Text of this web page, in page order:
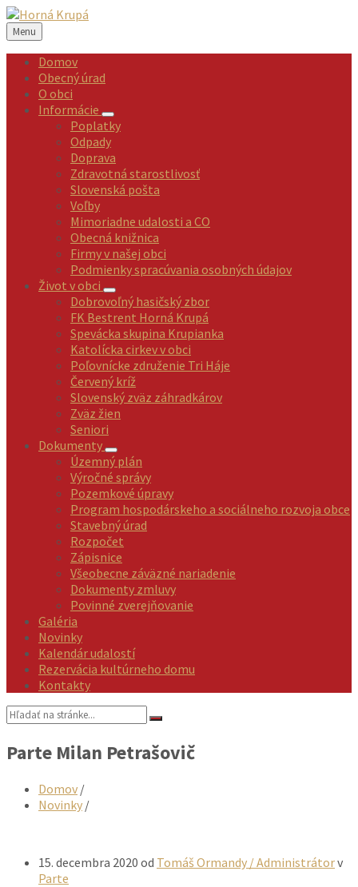
Preskočiť
na
obsah
Preskočiť
na
ľavý
panel
Preskočiť
na
pravý
panel
Preskočiť
na
pätičku
Menu
Domov
Obecný úrad
O obci
Informácie
Poplatky
Odpady
Doprava
Zdravotná starostlivosť
Slovenská pošta
Voľby
Mimoriadne udalosti a CO
Obecná knižnica
Firmy v našej obci
Podmienky spracúvania osobných údajov
Život v obci
Dobrovoľný hasičský zbor
FK Bestrent Horná Krupá
Spevácka skupina Krupianka
Katolícka cirkev v obci
Poľovnícke združenie Tri Háje
Červený kríž
Slovenský zväz záhradkárov
Zväz žien
Seniori
Dokumenty
Územný plán
Výročné správy
Pozemkové úpravy
Program hospodárskeho a sociálneho rozvoja obce
Stavebný úrad
Rozpočet
Zápisnice
Všeobecne záväzné nariadenie
Dokumenty zmluvy
Povinné zverejňovanie
Galéria
Novinky
Kalendár udalostí
Rezervácia kultúrneho domu
Kontakty
Vyhľadávanie:
Parte Milan Petrašovič
Domov /
Novinky /
15. decembra 2020 od Tomáš Ormandy / Administrátorv
Parte